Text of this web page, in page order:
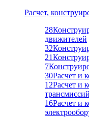
Расчет,
28
движителей
32
21
7
30Расчет и
12Расчет и
трансмиссий
16Расчет и